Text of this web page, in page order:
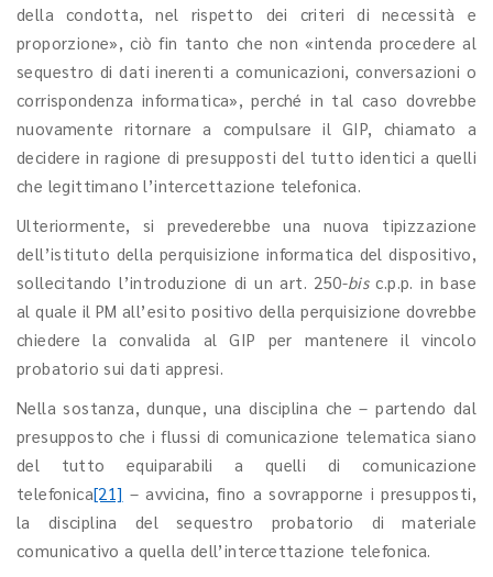
della condotta, nel rispetto dei criteri di necessità e
proporzione», ciò fin tanto che non «intenda procedere al
sequestro di dati inerenti a comunicazioni, conversazioni o
corrispondenza informatica», perché in tal caso dovrebbe
nuovamente ritornare a compulsare il GIP, chiamato a
decidere in ragione di presupposti del tutto identici a quelli
che legittimano l’intercettazione telefonica.
Ulteriormente, si prevederebbe una nuova tipizzazione
dell’istituto della perquisizione informatica del dispositivo,
sollecitando l’introduzione di un art. 250-bisc.p.p. in base
al quale il PM all’esito positivo della perquisizione dovrebbe
chiedere la convalida al GIP per mantenere il vincolo
probatorio sui dati appresi.
Nella sostanza, dunque, una disciplina che – partendo dal
presupposto che i flussi di comunicazione telematica siano
del tutto equiparabili a quelli di comunicazione
telefonica[21] – avvicina, fino a sovrapporne i presupposti,
la disciplina del sequestro probatorio di materiale
comunicativo a quella dell’intercettazione telefonica.